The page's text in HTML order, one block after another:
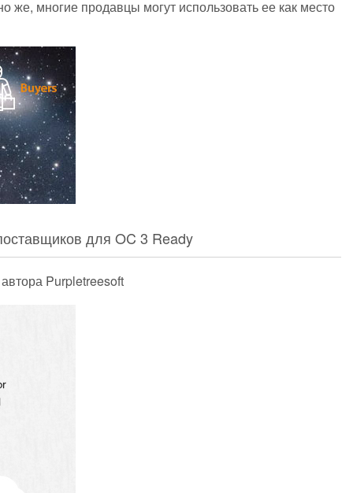
же, многие продавцы могут использовать ее как место
для OC 3 Ready
Purpletreesoft